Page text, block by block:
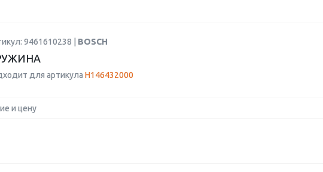
9461610238 | BOSCH
для артикула H146432000
и цену